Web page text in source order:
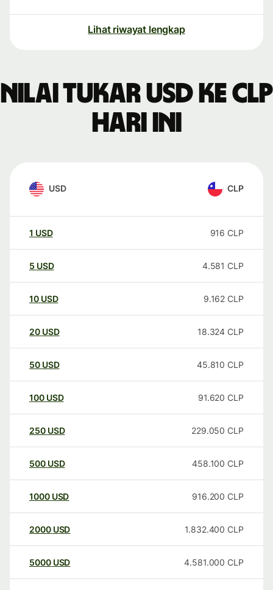
Lihat riwayat lengkap
Nilai tukar USD ke CLP
hari ini
USD CLP
1 USD 916 CLP
5 USD 4.581 CLP
10 USD 9.162 CLP
20 USD 18.324 CLP
50 USD 45.810 CLP
100 USD 91.620 CLP
250 USD 229.050 CLP
500 USD 458.100 CLP
1000 USD 916.200 CLP
2000 USD 1.832.400 CLP
5000 USD 4.581.000 CLP